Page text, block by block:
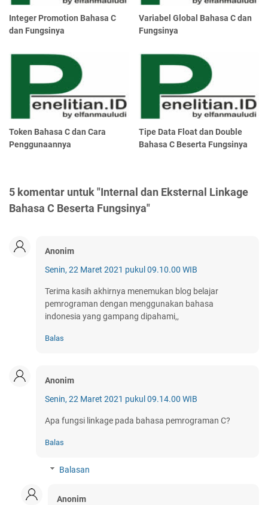
Integer Promotion Bahasa C
dan Fungsinya
Variabel Global Bahasa C dan
Fungsinya
Token Bahasa C dan Cara
Penggunaannya
Tipe Data Float dan Double
Bahasa C Beserta Fungsinya
5 komentar untuk "Internal dan Eksternal Linkage
Bahasa C Beserta Fungsinya"
Anonim
Senin, 22 Maret 2021 pukul 09.10.00 WIB
Terima kasih akhirnya menemukan blog belajar
pemrograman dengan menggunakan bahasa
indonesia yang gampang dipahami,,
Balas
Anonim
Senin, 22 Maret 2021 pukul 09.14.00 WIB
Apa fungsi linkage pada bahasa pemrograman C?
Balas
Balasan
Anonim